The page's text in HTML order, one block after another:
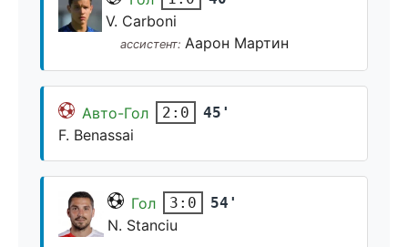
V. Carboni
ассистент:Аарон Мартин
Авто-Гол 2:0 45'
F. Benassai
Гол 3:0 54'
N. Stanciu